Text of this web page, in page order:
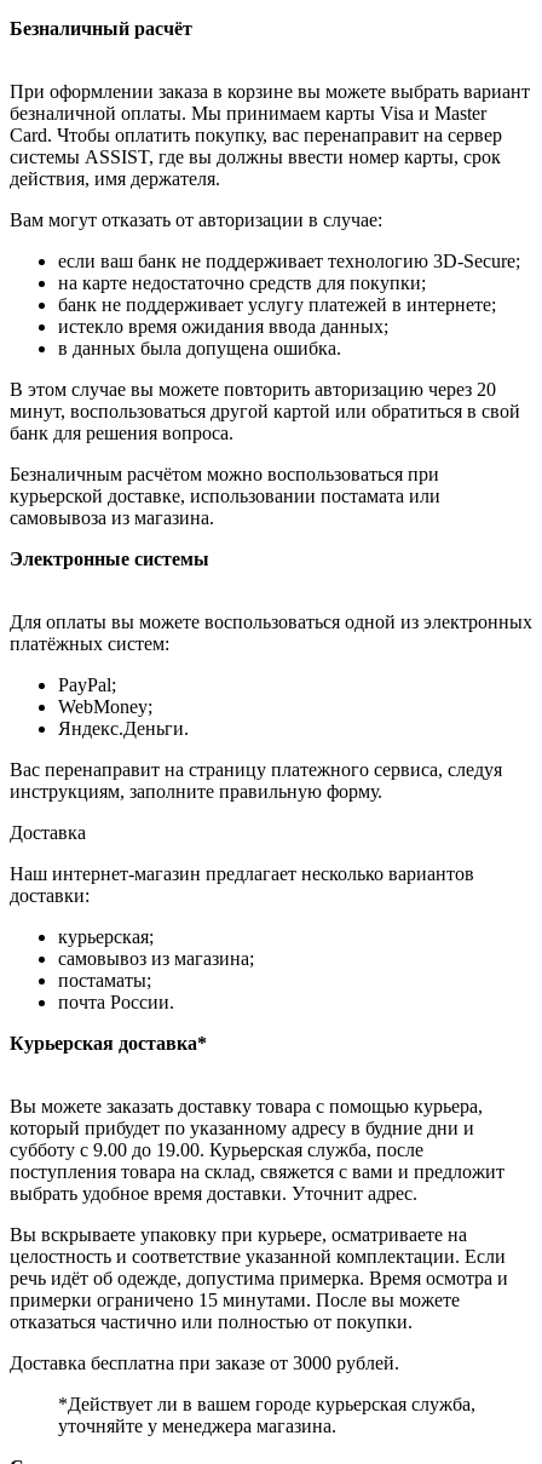
Безналичный расчёт
При оформлении заказа в корзине вы можете выбрать вариант
безналичной оплаты. Мы принимаем карты Visa и Master
Card. Чтобы оплатить покупку, вас перенаправит на сервер
системы ASSIST, где вы должны ввести номер карты, срок
действия, имя держателя.
Вам могут отказать от авторизации в случае:
если ваш банк не поддерживает технологию 3D-Secure;
на карте недостаточно средств для покупки;
банк не поддерживает услугу платежей в интернете;
истекло время ожидания ввода данных;
в данных была допущена ошибка.
В этом случае вы можете повторить авторизацию через 20
минут, воспользоваться другой картой или обратиться в свой
банк для решения вопроса.
Безналичным расчётом можно воспользоваться при
курьерской доставке, использовании постамата или
самовывоза из магазина.
Электронные системы
Для оплаты вы можете воспользоваться одной из электронных
платёжных систем:
PayPal;
WebMoney;
Яндекс.Деньги.
Вас перенаправит на страницу платежного сервиса, следуя
инструкциям, заполните правильную форму.
Доставка
Наш интернет-магазин предлагает несколько вариантов
доставки:
курьерская;
самовывоз из магазина;
постаматы;
почта России.
Курьерская доставка*
Вы можете заказать доставку товара с помощью курьера,
который прибудет по указанному адресу в будние дни и
субботу с 9.00 до 19.00. Курьерская служба, после
поступления товара на склад, свяжется с вами и предложит
выбрать удобное время доставки. Уточнит адрес.
Вы вскрываете упаковку при курьере, осматриваете на
целостность и соответствие указанной комплектации. Если
речь идёт об одежде, допустима примерка. Время осмотра и
примерки ограничено 15 минутами. После вы можете
отказаться частично или полностью от покупки.
Доставка бесплатна при заказе от 3000 рублей.
*Действует ли в вашем городе курьерская служба,
уточняйте у менеджера магазина.